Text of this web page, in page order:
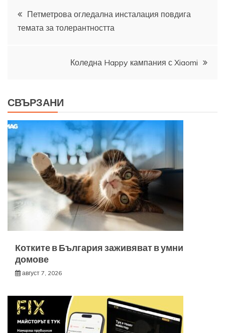
Навигация
Петметрова огледална инсталация повдига
темата за толерантността
Коледна Happy кампания с Xiaomi
СВЪРЗАНИ
Котките в България заживяват в умни
домове
август 7, 2026